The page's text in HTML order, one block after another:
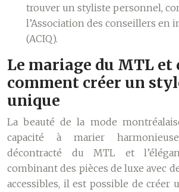
trouver un styliste personnel,
l’Association des conseillers en
(ACIQ).
Le mariage du MTL et
comment créer un
unique
La beauté de la mode
capacité à marier
décontracté du MTL et
combinant des pièces de luxe avec
accessibles, il est possible de créer